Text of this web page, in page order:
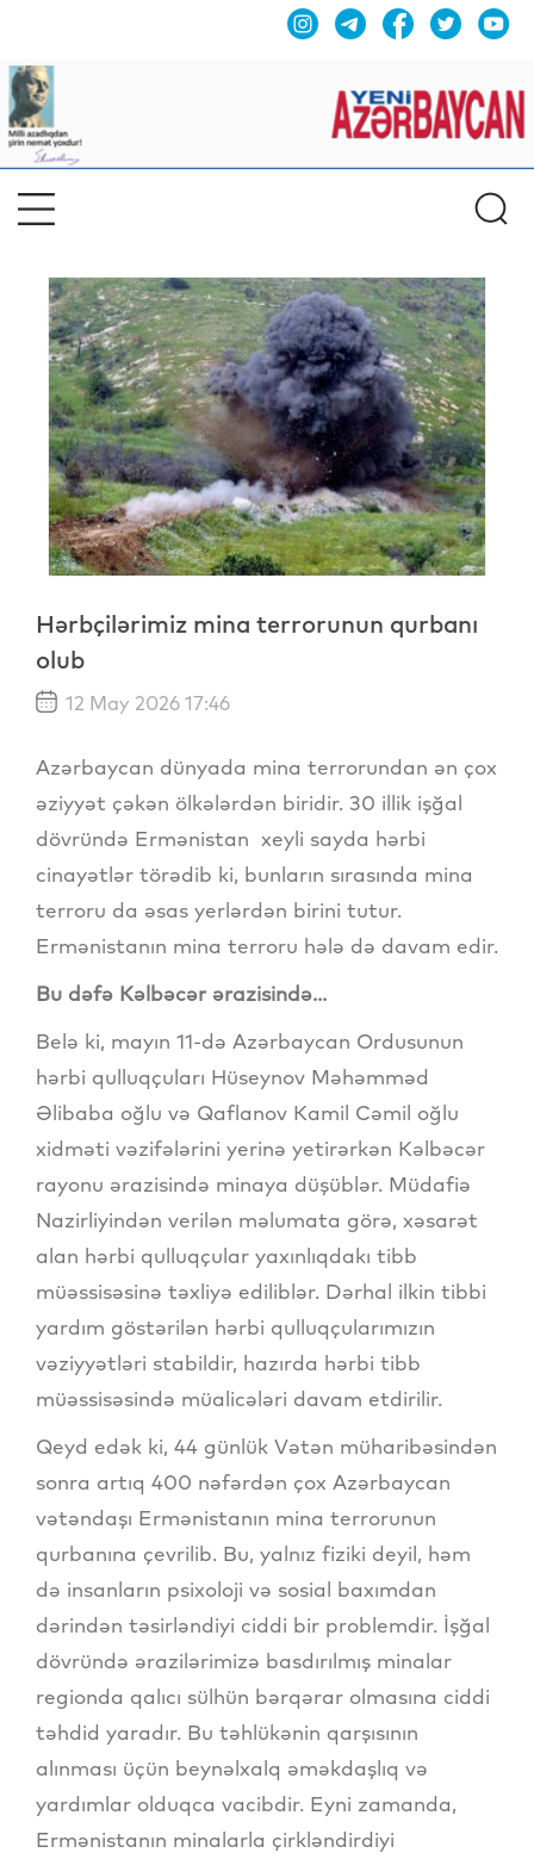
Hərbçilərimiz mina terrorunun qurbanı
olub
12 May 2026 17:46
Azərbaycan dünyada mina terrorundan ən çox
əziyyət çəkən ölkələrdən biridir. 30 illik işğal
dövründə Ermənistan xeyli sayda hərbi
cinayətlər törədib ki, bunların sırasında mina
terroru da əsas yerlərdən birini tutur.
Ermənistanın mina terroru hələ də davam edir.
Bu dəfə Kəlbəcər ərazisində...
Belə ki, mayın 11-də Azərbaycan Ordusunun
hərbi qulluqçuları Hüseynov Məhəmməd
Əlibaba oğlu və Qaflanov Kamil Cəmil oğlu
xidməti vəzifələrini yerinə yetirərkən Kəlbəcər
rayonu ərazisində minaya düşüblər. Müdafiə
Nazirliyindən verilən məlumata görə, xəsarət
alan hərbi qulluqçular yaxınlıqdakı tibb
müəssisəsinə təxliyə ediliblər. Dərhal ilkin tibbi
yardım göstərilən hərbi qulluqçularımızın
vəziyyətləri stabildir, hazırda hərbi tibb
müəssisəsində müalicələri davam etdirilir.
Qeyd edək ki, 44 günlük Vətən müharibəsindən
sonra artıq 400 nəfərdən çox Azərbaycan
vətəndaşı Ermənistanın mina terrorunun
qurbanına çevrilib. Bu, yalnız fiziki deyil, həm
də insanların psixoloji və sosial baxımdan
dərindən təsirləndiyi ciddi bir problemdir. İşğal
dövründə ərazilərimizə basdırılmış minalar
regionda qalıcı sülhün bərqərar olmasına ciddi
təhdid yaradır. Bu təhlükənin qarşısının
alınması üçün beynəlxalq əməkdaşlıq və
yardımlar olduqca vacibdir. Eyni zamanda,
Ermənistanın minalarla çirkləndirdiyi